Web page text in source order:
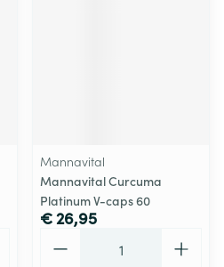
Mannavital
Mannavital Curcuma
Platinum V-caps 60
€ 26,95